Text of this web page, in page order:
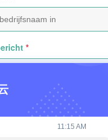
*
11:15 AM